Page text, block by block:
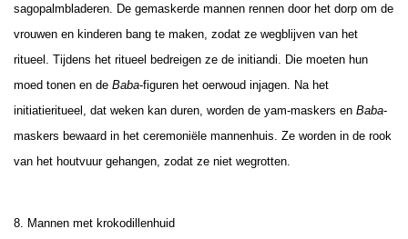
sagopalmbladeren. De gemaskerde mannen rennen door het dorp om de
vrouwen en kinderen bang te maken, zodat ze wegblijven van het
ritueel. Tijdens het ritueel bedreigen ze de initiandi. Die moeten hun
moed tonen en de Baba-figuren het oerwoud injagen. Na het
initiatieritueel, dat weken kan duren, worden de yam-maskers en Baba-
maskers bewaard in het ceremoniële mannenhuis. Ze worden in de rook
van het houtvuur gehangen, zodat ze niet wegrotten.
8. Mannen met krokodillenhuid